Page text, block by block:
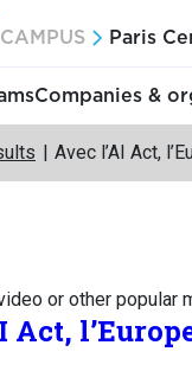
CAMPUS Paris
Companies &
Avec l’AI Act,
or other popular
Act,